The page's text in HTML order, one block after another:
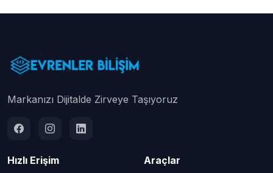
Markanızı Dijitalde Zirveye Taşıyoruz
Hızlı Erişim Araçlar